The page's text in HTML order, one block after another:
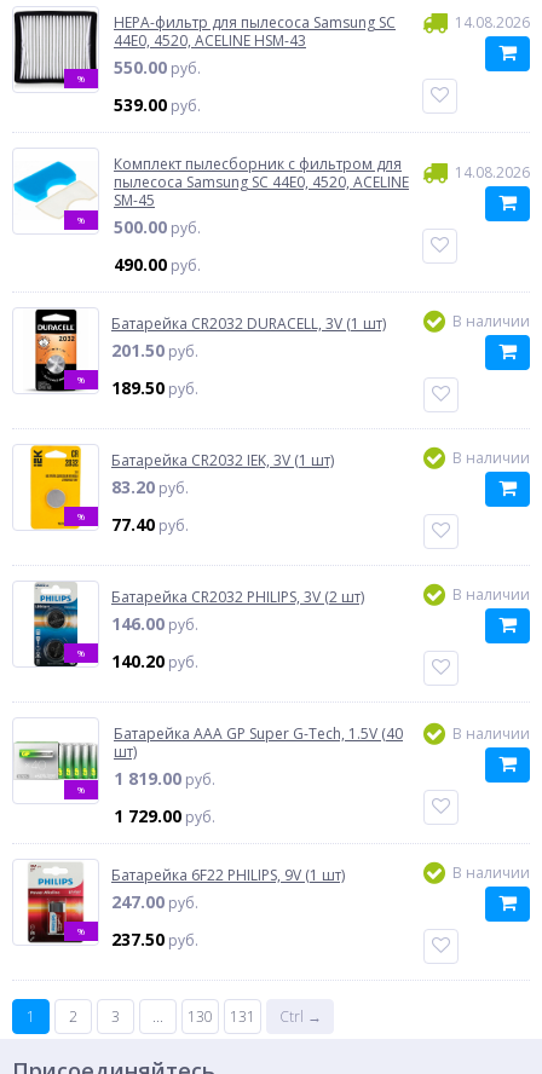
%
HEPA-фильтр для пылесоса Samsung SC
44E0, 4520, ACELINE HSM-43
550.00 руб.
539.00 руб.
14.08.2026
%
Комплект пылесборник с фильтром для
пылесоса Samsung SC 44E0, 4520, ACELINE
SM-45
500.00 руб.
490.00 руб.
14.08.2026
%
Батарейка CR2032 DURACELL, 3V (1 шт)
201.50 руб.
189.50 руб.
В наличии
%
Батарейка CR2032 IEK, 3V (1 шт)
83.20 руб.
77.40 руб.
В наличии
%
Батарейка CR2032 PHILIPS, 3V (2 шт)
146.00 руб.
140.20 руб.
В наличии
%
Батарейка AAA GP Super G-Tech, 1.5V (40
шт)
1 819.00 руб.
1 729.00 руб.
В наличии
%
Батарейка 6F22 PHILIPS, 9V (1 шт)
247.00 руб.
237.50 руб.
В наличии
1 2 3 ... 130 131 Ctrl →